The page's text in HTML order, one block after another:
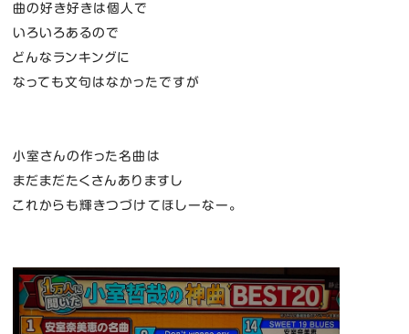
曲の好き好きは個人で
いろいろあるので
どんなランキングに
なっても文句はなかったですが
小室さんの作った名曲は
まだまだたくさんありますし
これからも輝きつづけてほしーなー。